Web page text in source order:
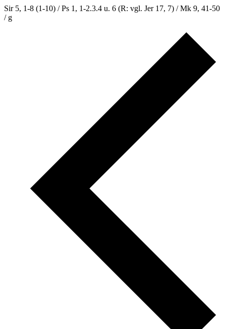
Sir 5, 1-8 (1-10) / Ps 1, 1-2.3.4 u. 6 (R: vgl. Jer 17, 7) / Mk 9, 41-50
/ g